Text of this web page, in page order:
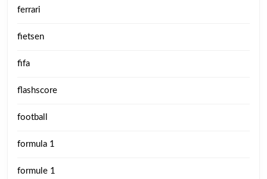
ferrari
fietsen
fifa
flashscore
football
formula 1
formule 1